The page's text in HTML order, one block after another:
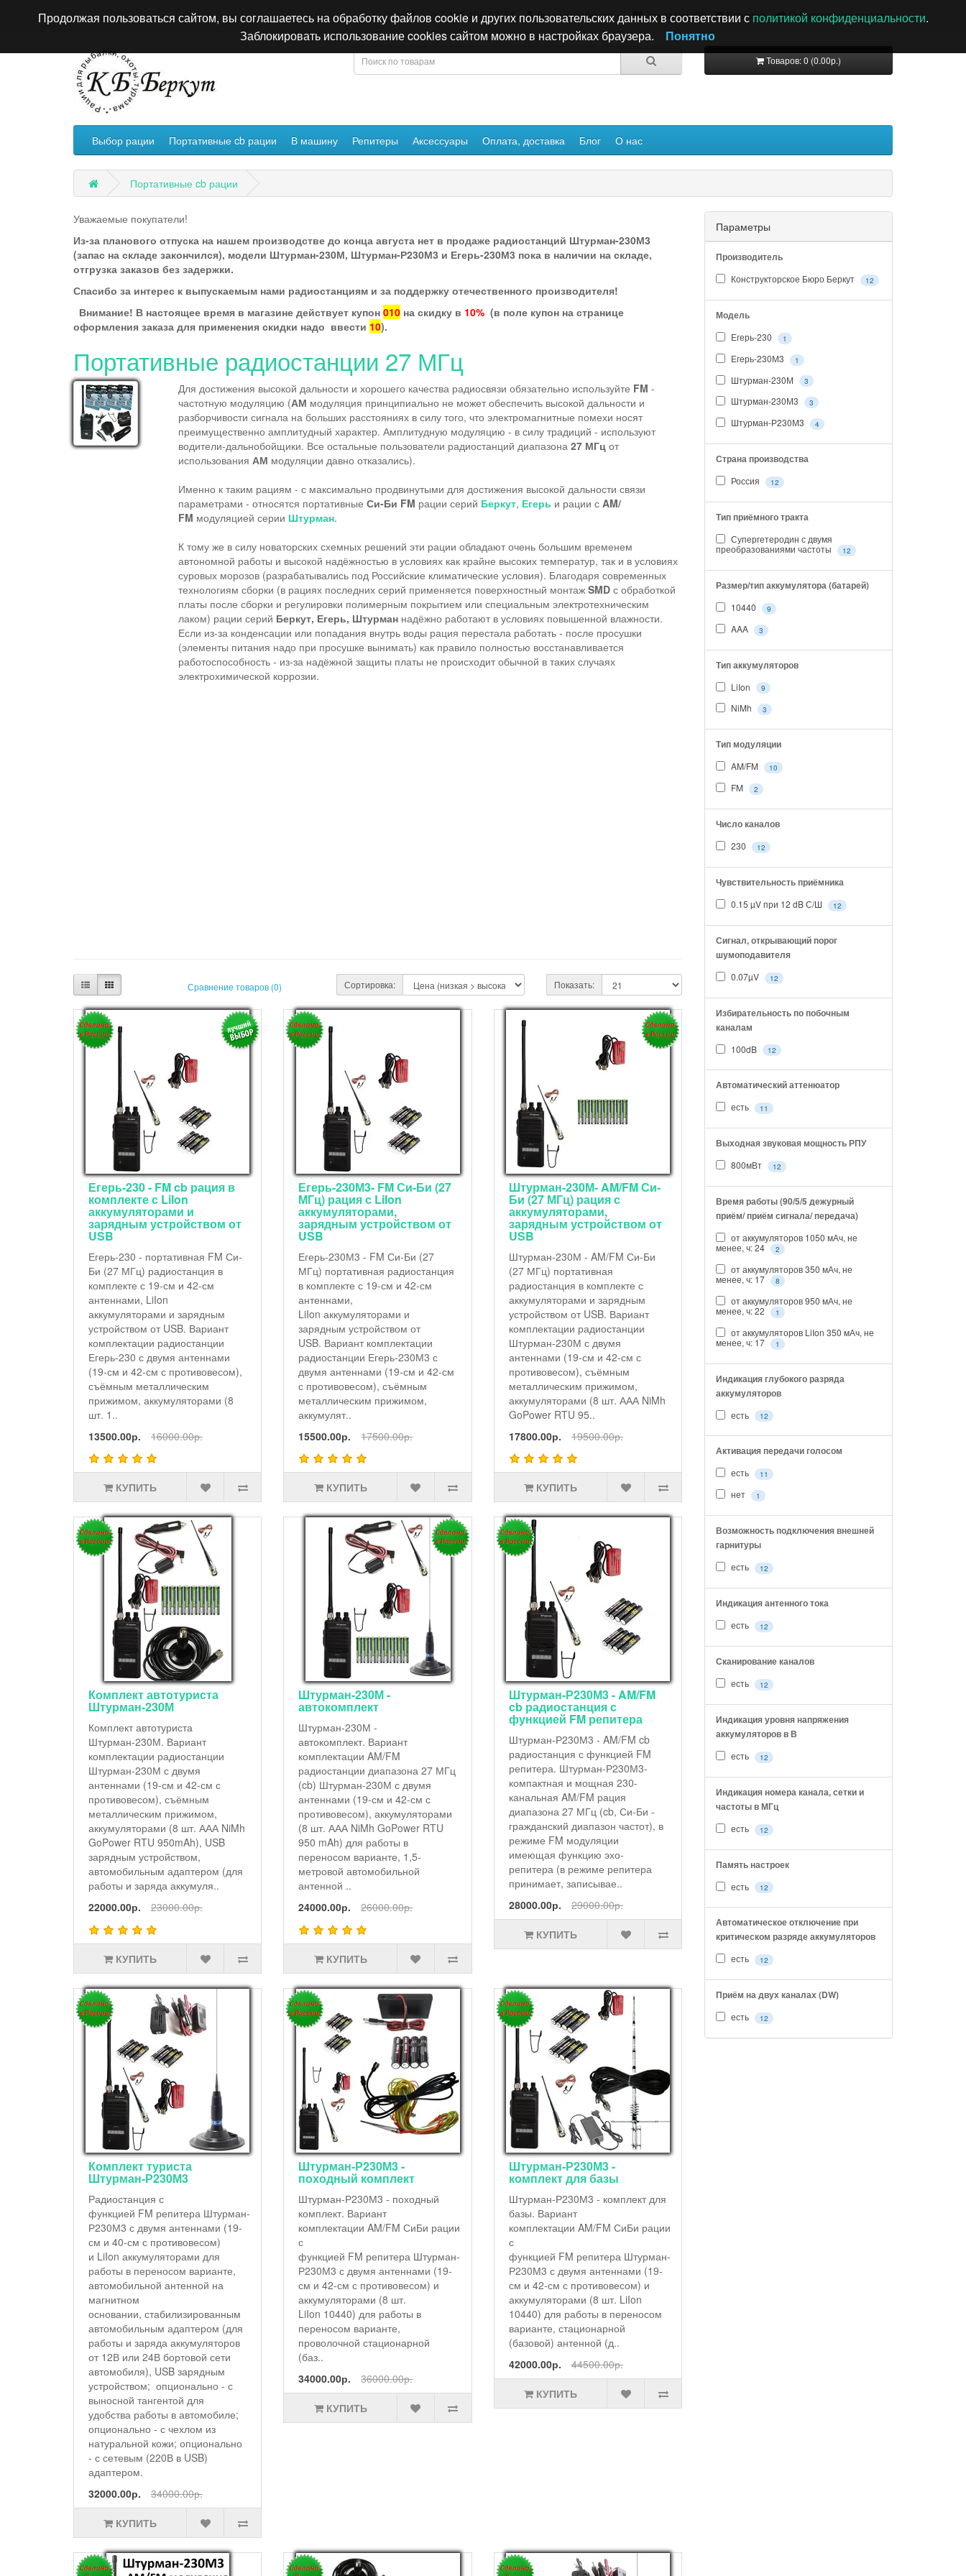
+7 495 196-63-51 Личный кабинет Закладки (0) Корзина Оформление заказа
Товаров: 0 (0.00р.)
Выбор рации Портативные cb рации В машину Репитеры Аксессуары Оплата, доставка Блог О нас
Портативные cb рации
Уважаемые покупатели!
Из-за планового отпуска на нашем производстве до конца августа нет в продаже радиостанций Штурман-230М3
(запас на складе закончился), модели Штурман-230М, Штурман-Р230М3 и Егерь-230М3 пока в наличии на складе,
отгрузка заказов без задержки.
Спасибо за интерес к выпускаемым нами радиостанциям и за поддержку отечественного производителя!
Внимание! В настоящее время в магазине действует купон 010 на скидку в 10% (в поле купон на странице
оформления заказа для применения скидки надо ввести 10).
Портативные радиостанции 27 МГц
Для достижения высокой дальности и хорошего качества радиосвязи обязательно используйте FM-
частотную модуляцию (АМ модуляция принципиально не может обеспечить высокой дальности и
разборчивости сигнала на больших расстояниях в силу того, что электромагнитные помехи носят
преимущественно амплитудный характер. Амплитудную модуляцию - в силу традиций - используют
водители-дальнобойщики. Все остальные пользователи радиостанций диапазона27 МГц от
использованияАМ модуляции давно отказались).
Именно к таким рациям - с максимально продвинутыми для достижения высокой дальности связи
параметрами - относятся портативныеСи-Би FM рации серий Беркут, Егерь и рации сAM/
FM модуляцией серии Штурман.
К тому же в силу новаторских схемных решений эти рации обладают очень большим временем
автономной работы и высокой надёжностью в условиях как крайне высоких температур, так и в условиях
суровых морозов (разрабатывались под Российские климатические условия). Благодаря современных
технологиям сборки (в рациях последних серий применяется поверхностный монтаж SMDс обработкой
платы после сборки и регулировки полимерным покрытием или специальным электротехническим
лаком) рации серий Беркут, Егерь, Штурман надёжно работают в условиях повышенной влажности.
Если из-за конденсации или попадания внутрь воды рация перестала работать - после просушки
(элементы питания надо при просушке вынимать) как правило полностью восстанавливается
работоспособность - из-за надёжной защиты платы не происходит обычной в таких случаях
электрохимической коррозии.
Сравнение товаров (0) Сортировка: Показать:
Егерь-230 - FM cb рация в
комплекте с LiIon
аккумуляторами и
зарядным устройством от
USB
Егерь-230 - портативная FM Си-
Би (27 МГц) радиостанция в
комплекте с 19-см и 42-см
антеннами, LiIon
аккумуляторами и зарядным
устройством от USB. Вариант
комплектации радиостанции
Егерь-230 с двумя антеннами
(19-см и 42-см с противовесом),
съёмным металлическим
прижимом, аккумуляторами (8
шт. 1..
13500.00р.
16000.00р.
КУПИТЬ
Егерь-230М3- FM Си-Би (27
МГц) рация с LiIon
аккумуляторами,
зарядным устройством от
USB
Егерь-230М3 - FM Си-Би (27
МГц) портативная радиостанция
в комплекте с 19-см и 42-см
антеннами,
LiIon аккумуляторами и
зарядным устройством от
USB. Вариант комплектации
радиостанции Егерь-230М3 с
двумя антеннами (19-см и 42-см
с противовесом), съёмным
металлическим прижимом,
аккумулят..
15500.00р.
17500.00р.
КУПИТЬ
Штурман-230М- AM/FM Си-
Би (27 МГц) рация с
аккумуляторами,
зарядным устройством от
USB
Штурман-230М - AM/FM Си-Би
(27 МГц) портативная
радиостанция в комплекте с
аккумуляторами и зарядным
устройством от USB. Вариант
комплектации радиостанции
Штурман-230М с двумя
антеннами (19-см и 42-см с
противовесом), съёмным
металлическим прижимом,
аккумуляторами (8 шт. ААА NiMh
GoPower RTU 95..
17800.00р.
19500.00р.
КУПИТЬ
Комплект автотуриста
Штурман-230М
Комплект автотуриста
Штурман-230М. Вариант
комплектации радиостанции
Штурман-230М с двумя
антеннами (19-см и 42-см с
противовесом), съёмным
металлическим прижимом,
аккумуляторами (8 шт. ААА NiMh
GoPower RTU 950mAh), USB
зарядным устройством,
автомобильным адаптером (для
работы и заряда аккумуля..
22000.00р.
23000.00р.
КУПИТЬ
Штурман-230М -
автокомплект
Штурман-230М -
автокомплект. Вариант
комплектации AM/FM
радиостанции диапазона 27 МГц
(cb) Штурман-230М с двумя
антеннами (19-см и 42-см с
противовесом), аккумуляторами
(8 шт. ААА NiMh GoPower RTU
950 mAh) для работы в
переносом варианте, 1,5-
метровой автомобильной
антенной ..
24000.00р.
26000.00р.
КУПИТЬ
Штурман-Р230М3 - AM/FM
cb радиостанция с
функцией FM репитера
Штурман-Р230М3 - AM/FM cb
радиостанция с функцией FM
репитера. Штурман-Р230М3-
компактная и мощная 230-
канальная AM/FM рация
диапазона 27 МГц (cb, Си-Би -
гражданский диапазон частот), в
режиме FM модуляции
имеющая функцию эхо-
репитера (в режиме репитера
принимает, записывае..
28000.00р.
29000.00р.
КУПИТЬ
Комплект туриста
Штурман-Р230М3
Радиостанция с
функцией FM репитера Штурман-
Р230М3 с двумя антеннами (19-
см и 40-см с противовесом)
и LiIon аккумуляторами для
работы в переносом варианте,
автомобильной антенной на
магнитном
основании, стабилизированным
автомобильным адаптером (для
работы и заряда аккумуляторов
от 12В или 24В бортовой сети
автомобиля), USB зарядным
устройством; опционально - с
выносной тангентой для
удобства работы в автомобиле;
опционально - с чехлом из
натуральной кожи; опционально
- с сетевым (220В в USB)
адаптером.
32000.00р.
34000.00р.
КУПИТЬ
Штурман-Р230М3 -
походный комплект
Штурман-Р230М3 - походный
комплект. Вариант
комплектации AM/FM СиБи рации
с
функцией FM репитера Штурман-
Р230М3 с двумя антеннами (19-
см и 42-см с противовесом) и
аккумуляторами (8 шт.
LiIon 10440) для работы в
переносом варианте,
проволочной стационарной
(баз..
34000.00р.
36000.00р.
КУПИТЬ
Штурман-Р230М3 -
комплект для базы
Штурман-Р230М3 - комплект для
базы. Вариант
комплектации AM/FM СиБи рации
с
функцией FM репитера Штурман-
Р230М3 с двумя антеннами (19-
см и 42-см с противовесом) и
аккумуляторами (8 шт. LiIon
10440) для работы в переносом
варианте, стационарной
(базовой) антенной (д..
42000.00р.
44500.00р.
КУПИТЬ
Параметры
Производитель
Конструкторское Бюро Беркут 12
Модель
Егерь-230 1
Егерь-230М3 1
Штурман-230М 3
Штурман-230М3 3
Штурман-Р230М3 4
Страна производства
Россия 12
Тип приёмного тракта
Супергетеродин с двумя
преобразованиями частоты
12
Размер/тип аккумулятора (батарей)
10440 9
AAA 3
Тип аккумуляторов
LiIon 9
NiMh 3
Тип модуляции
AM/FM 10
FM 2
Число каналов
230 12
Чувствительность приёмника
0.15 µV при 12 dB С/Ш 12
Сигнал, открывающий порог
шумоподавителя
0.07µV 12
Избирательность по побочным
каналам
100dB 12
Автоматический аттенюатор
есть 11
Выходная звуковая мощность РПУ
800мВт 12
Время работы (90/5/5 дежурный
приём/ приём сигнала/ передача)
от аккумуляторов 1050 мАч, не
менее, ч: 24
2
от аккумуляторов 350 мАч, не
менее, ч: 17
8
от аккумуляторов 950 мАч, не
менее, ч: 22
1
от аккумуляторов LiIon 350 мАч, не
менее, ч: 17
1
Индикация глубокого разряда
аккумуляторов
есть 12
Активация передачи голосом
есть 11
нет 1
Возможность подключения внешней
гарнитуры
есть 12
Индикация антенного тока
есть 12
Сканирование каналов
есть 12
Индикация уровня напряжения
аккумуляторов в В
есть 12
Индикация номера канала, сетки и
частоты в МГц
есть 12
Память настроек
есть 12
Автоматическое отключение при
критическом разряде аккумуляторов
есть 12
Приём на двух каналах (DW)
есть 12
Продолжая пользоваться сайтом, вы соглашаетесь на обработку файлов cookie и других пользовательских данных в соответствии с политикой конфиденциальности.
Заблокировать использование cookies сайтом можно в настройках браузера.
Понятно